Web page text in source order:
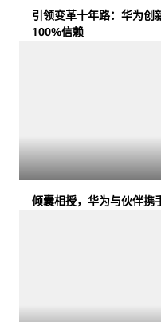
引领变革十年路：华为创
100%信赖
倾囊相授，华为与伙伴携